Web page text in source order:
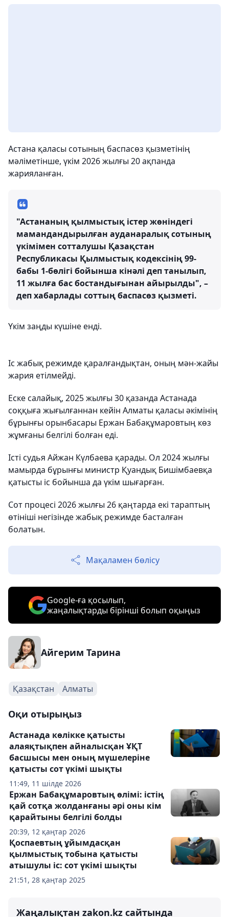
Астана қаласы сотының баспасөз қызметінің
мәліметінше, үкім 2026 жылғы 20 ақпанда
жарияланған.
"Астананың қылмыстық істер жөніндегі
мамандандырылған ауданаралық сотының
үкімімен сотталушы Қазақстан
Республикасы Қылмыстық кодексінің 99-
бабы 1-бөлігі бойынша кінәлі деп танылып,
11 жылға бас бостандығынан айырылды", –
деп хабарлады соттың баспасөз қызметі.
Үкім заңды күшіне енді.
Іс жабық режимде қаралғандықтан, оның мән-жайы
жария етілмейді.
Еске салайық, 2025 жылғы 30 қазанда Астанада
соққыға жығылғаннан кейін Алматы қаласы әкімінің
бұрынғы орынбасары Ержан Бабақұмаровтың көз
жұмғаны белгілі болған еді.
Істі судья Айжан Күлбаева қарады. Ол 2024 жылғы
мамырда бұрынғы министр Қуандық Бишімбаевқа
қатысты іс бойынша да үкім шығарған.
Сот процесі 2026 жылғы 26 қаңтарда екі тараптың
өтініші негізінде жабық режимде басталған
болатын.
Мақаламен бөлісу
Google-ға қосылып,
жаңалықтарды бірінші болып оқыңыз
Айгерим Тарина
Қазақстан Алматы
Оқи отырыңыз
11:49, 11 шілде 2026
Астанада көлікке қатысты
алаяқтықпен айналысқан ҰҚТ
басшысы мен оның мүшелеріне
қатысты сот үкімі шықты
20:39, 12 қаңтар 2026
Ержан Бабақұмаровтың өлімі: істің
қай сотқа жолданғаны әрі оны кім
қарайтыны белгілі болды
21:51, 28 қаңтар 2025
Қоспаевтың ұйымдасқан
қылмыстық тобына қатысты
атышулы іс: сот үкімі шықты
Жаңалықтан zakon.kz сайтында